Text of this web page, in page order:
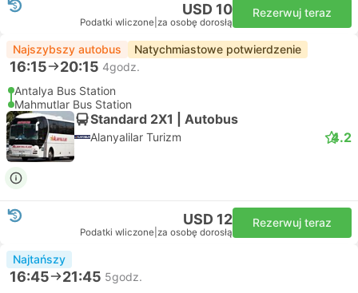
USD 10
Podatki wliczone za osobę dorosłą
Rezerwuj teraz
Najszybszy autobus Natychmiastowe potwierdzenie
16:15 20:15 4godz.
Antalya Bus Station
Mahmutlar Bus Station
Standard 2X1 | Autobus
Alanyalilar Turizm 4.2
USD 12
Podatki wliczone za osobę dorosłą
Rezerwuj teraz
Najtańszy
16:45 21:45 5godz.